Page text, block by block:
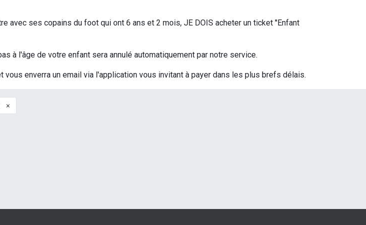
avec ses copains du foot qui ont 6 ans et 2 mois, JE DOIS acheter un ticket ''Enfant
à l'âge de votre enfant sera annulé automatiquement par notre service.
enverra un email via l'application vous invitant à payer dans les plus brefs délais.
×